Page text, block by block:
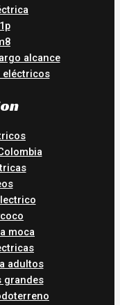
alcance
eléctricos
moca
adultos
grandes